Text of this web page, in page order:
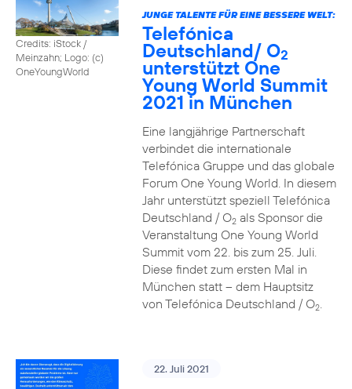
Credits: iStock /
Meinzahn; Logo: (c)
OneYoungWorld
JUNGE TALENTE FÜR EINE BESSERE WELT:
Telefónica
Deutschland/ O2
unterstützt One
Young World Summit
2021 in München
Eine langjährige Partnerschaft
verbindet die internationale
Telefónica Gruppe und das globale
Forum One Young World. In diesem
Jahr unterstützt speziell Telefónica
Deutschland / O2als Sponsor die
Veranstaltung One Young World
Summit vom 22. bis zum 25. Juli.
Diese findet zum ersten Mal in
München statt – dem Hauptsitz
von Telefónica Deutschland / O2.
22. Juli 2021